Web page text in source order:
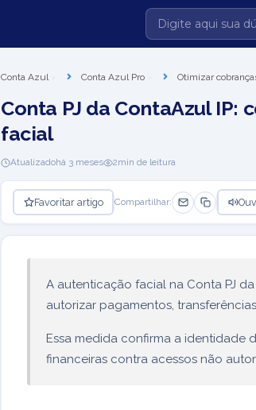
Conta Azul Conta Azul Pro Otimizar
Conta PJ da ContaAzul
facial
Atualizadohá 3 meses 2min de leitura
Favoritar artigo Compartilhar:
A autenticação facial na Conta PJ
autorizar pagamentos,
Essa medida confirma a identidade
financeiras contra acessos não